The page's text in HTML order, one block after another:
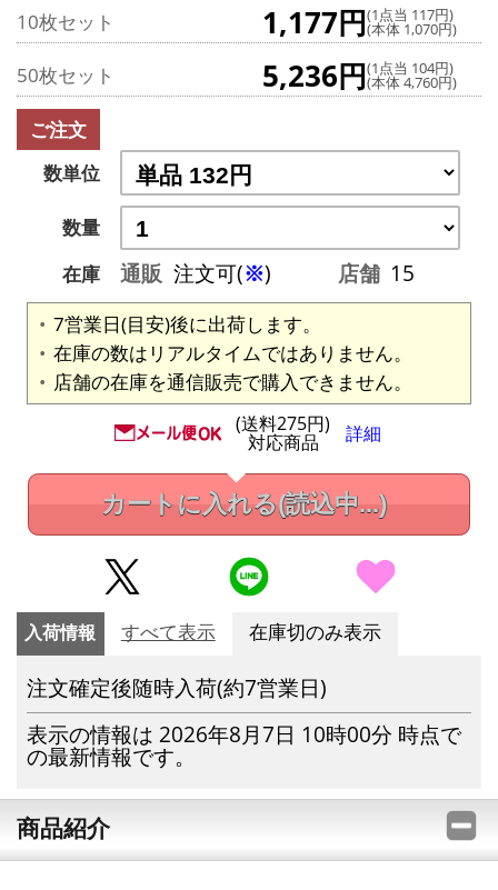
10枚セット 1,177円(1点当 117円)
(本体 1,070円)
50枚セット 5,236円(1点当 104円)
(本体 4,760円)
ご注文
数単位
数量
在庫
通販 注文可(※) 店舗 15
7営業日(目安)後に出荷します。
在庫の数はリアルタイムではありません。
店舗の在庫を通信販売で購入できません。
(送料275円)
対応商品 詳細
カートに入れる(読込中...)
入荷情報 すべて表示 在庫切のみ表示
注文確定後随時入荷(約7営業日)
表示の情報は 2026年8月7日 10時00分 時点で
の最新情報です。
商品紹介